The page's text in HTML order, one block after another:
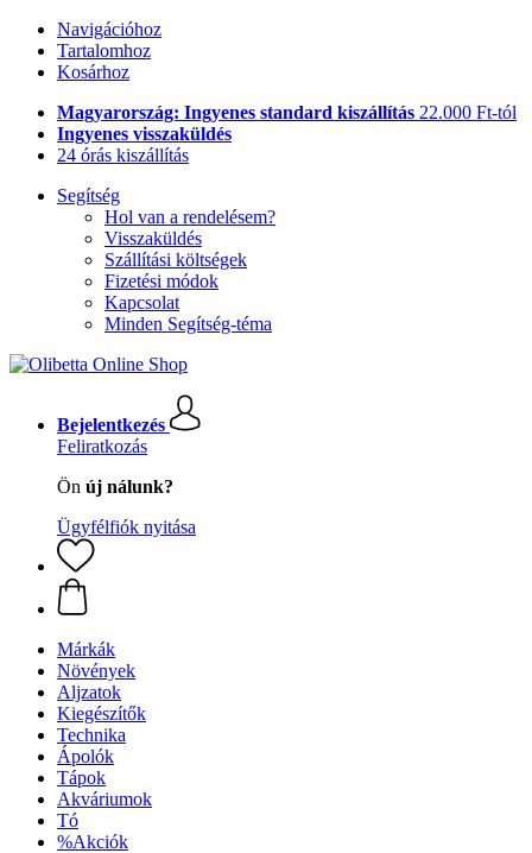
Navigációhoz
Tartalomhoz
Kosárhoz
Magyarország: Ingyenes standard kiszállítás 22.000 Ft-tól
Ingyenes visszaküldés
24 órás kiszállítás
Segítség
Hol van a rendelésem?
Visszaküldés
Szállítási költségek
Fizetési módok
Kapcsolat
Minden Segítség-téma
Bejelentkezés
Feliratkozás
Ön új nálunk?
Ügyfélfiók nyitása
Márkák
Növények
Aljzatok
Kiegészítők
Technika
Ápolók
Tápok
Akváriumok
Tó
%Akciók